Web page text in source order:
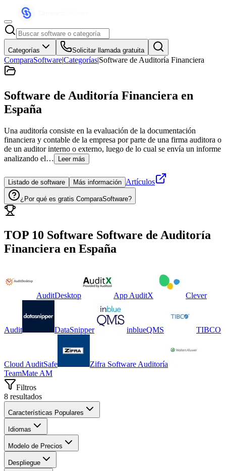
Categorías Solicitar llamada gratuita
ComparaSoftware|Categorías|Software de Auditoría Financiera
Software de Auditoría Financiera en
España
Una auditoría consiste en la evaluación de la documentación
financiera y contable de la empresa por parte de una firma auditora o
de un auditor interno o externo, luego de lo cual se envía un informe
analizando el…
Leer más
Listado de software Más información Artículos
¿Por qué es gratis ComparaSoftware?
TOP 10 Software Software de Auditoría
Financiera en España
AuditDesktop App AuditX Clever
Audit DataSnipper inblueQMS TIBCO
Cloud AuditSafe
Zifra Software Auditoría
TeamMate AM
Filtros
8 resultados
Características Populares
Idiomas
Modelo de Precios
Despliegue